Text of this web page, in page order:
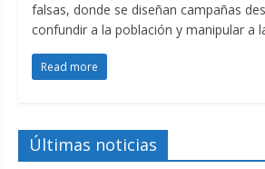
falsas, donde se diseñan campañas
confundir a la población y manipular a
Read more
Últimas noticias